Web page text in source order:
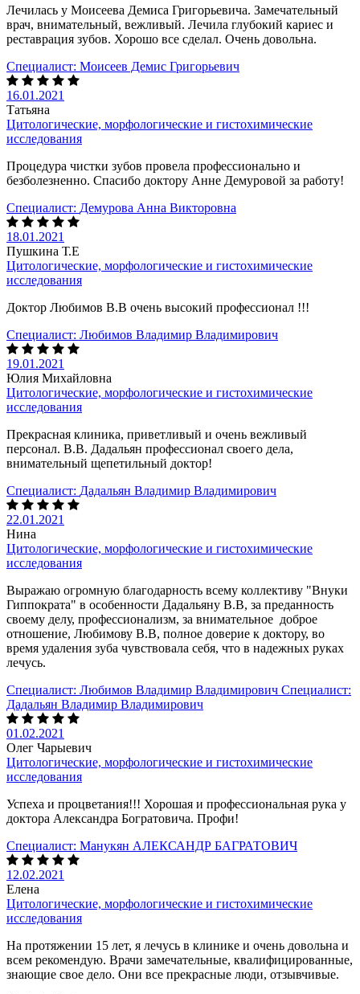
Лечилась у Моисеева Демиса Григорьевича. Замечательный
врач, внимательный, вежливый. Лечила глубокий кариес и
реставрация зубов. Хорошо все сделал. Очень довольна.
Специалист: Моисеев Демис Григорьевич
16.01.2021
Татьяна
Цитологические, морфологические и гистохимические
исследования
Процедура чистки зубов провела профессионально и
безболезненно. Спасибо доктору Анне Демуровой за работу!
Специалист: Демурова Анна Викторовна
18.01.2021
Пушкина Т.Е
Цитологические, морфологические и гистохимические
исследования
Доктор Любимов В.В очень высокий профессионал !!!
Специалист: Любимов Владимир Владимирович
19.01.2021
Юлия Михайловна
Цитологические, морфологические и гистохимические
исследования
Прекрасная клиника, приветливый и очень вежливый
персонал. В.В. Дадальян профессионал своего дела,
внимательный щепетильный доктор!
Специалист: Дадальян Владимир Владимирович
22.01.2021
Нина
Цитологические, морфологические и гистохимические
исследования
Выражаю огромную благодарность всему коллективу "Внуки
Гиппократа" в особенности Дадальяну В.В, за преданность
своему делу, профессионализм, за внимательное доброе
отношение, Любимову В.В, полное доверие к доктору, во
время удаления зуба чувствовала себя, что в надежных руках
лечусь.
Специалист: Любимов Владимир Владимирович Специалист:
Дадальян Владимир Владимирович
01.02.2021
Олег Чарыевич
Цитологические, морфологические и гистохимические
исследования
Успеха и процветания!!! Хорошая и профессиональная рука у
доктора Александра Богратовича. Профи!
Специалист: Манукян АЛЕКСАНДР БАГРАТОВИЧ
12.02.2021
Елена
Цитологические, морфологические и гистохимические
исследования
На протяжении 15 лет, я лечусь в клинике и очень довольна и
всем рекомендую. Врачи замечательные, квалифицированные,
знающие свое дело. Они все прекрасные люди, отзывчивые.